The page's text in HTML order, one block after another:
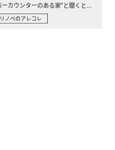
“バーカウンターのある家”と聞くと、少し特別な、大人のための..
リノベのアレコレ